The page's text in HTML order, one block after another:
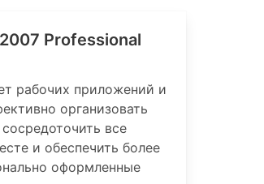
Professional
рабочих приложений и
организовать
все
и обеспечить более
оформленные